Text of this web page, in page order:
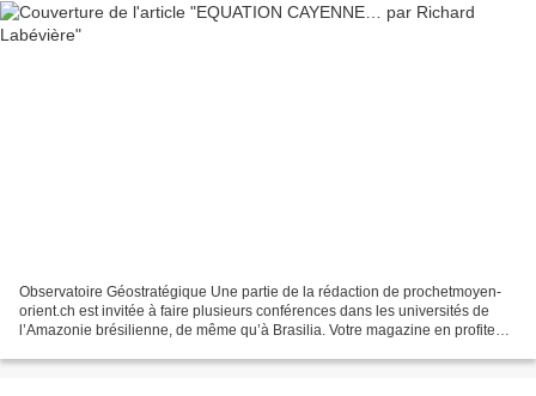
Observatoire Géostratégique Une partie de la rédaction de prochetmoyen-
orient.ch est invitée à faire plusieurs conférences dans les universités de
l’Amazonie brésilienne, de même qu’à Brasilia. Votre magazine en profite